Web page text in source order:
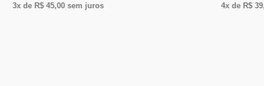
3x de R$ 45,00sem juros 4x de R$